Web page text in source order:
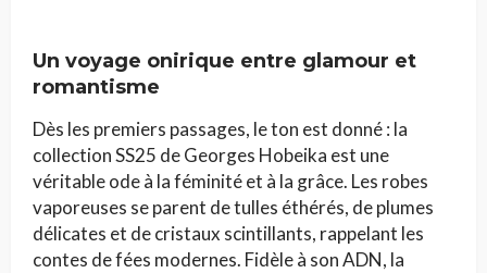
Un voyage onirique entre glamour et
romantisme
Dès les premiers passages, le ton est donné : la
collection SS25 de Georges Hobeika est une
véritable ode à la féminité et à la grâce. Les robes
vaporeuses se parent de tulles éthérés, de plumes
délicates et de cristaux scintillants, rappelant les
contes de fées modernes. Fidèle à son ADN, la